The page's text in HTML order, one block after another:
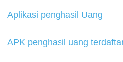
Aplikasi penghasil Uang
APK penghasil uang